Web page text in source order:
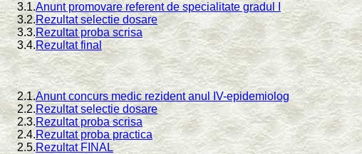
3.1.Anunt promovare referent de specialitate gradul I
3.2.Rezultat selectie dosare
3.3.Rezultat proba scrisa
3.4.Rezultat final
2.1.Anunt concurs medic rezident anul IV-epidemiolog
2.2.Rezultat selectie dosare
2.3.Rezultat proba scrisa
2.4.Rezultat proba practica
2.5.Rezultat FINAL